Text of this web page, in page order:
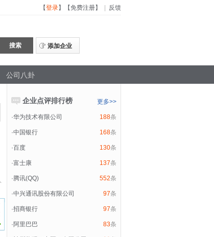
【登录】 【免费注册】 反馈
添加企业
公司八卦
企业点评排行榜 更多>>
188条
·华为技术有限公司
168条
·中国银行
130条
·百度
137条
·富士康
552条
·腾讯(QQ)
97条
·中兴通讯股份有限公司
97条
·招商银行
83条
·阿里巴巴